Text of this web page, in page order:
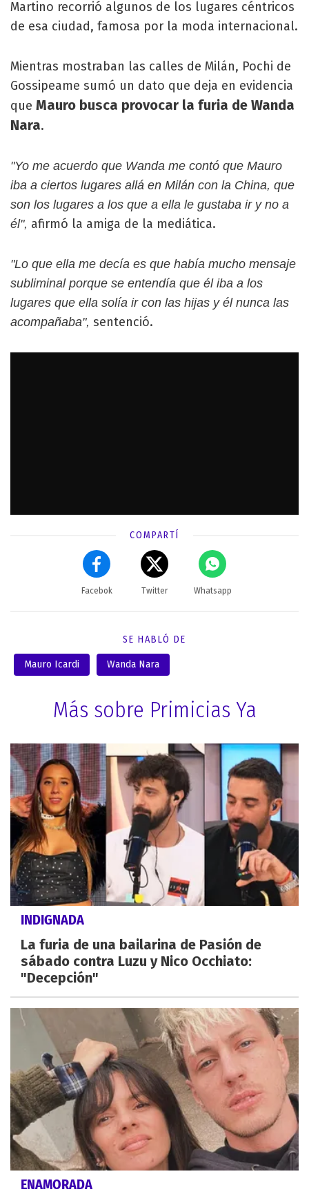
Martino recorrió algunos de los lugares céntricos
de esa ciudad, famosa por la moda internacional.
Mientras mostraban las calles de Milán, Pochi de
Gossipeame sumó un dato que deja en evidencia
que Mauro busca provocar la furia de Wanda
Nara.
"Yo me acuerdo que Wanda me contó que Mauro
iba a ciertos lugares allá en Milán con la China, que
son los lugares a los que a ella le gustaba ir y no a
él", afirmó la amiga de la mediática.
"Lo que ella me decía es que había mucho mensaje
subliminal porque se entendía que él iba a los
lugares que ella solía ir con las hijas y él nunca las
acompañaba", sentenció.
COMPARTÍ
Facebok Twitter Whatsapp
SE HABLÓ DE
Mauro Icardi Wanda Nara
Más sobre Primicias Ya
INDIGNADA
La furia de una bailarina de Pasión de
sábado contra Luzu y Nico Occhiato:
"Decepción"
ENAMORADA